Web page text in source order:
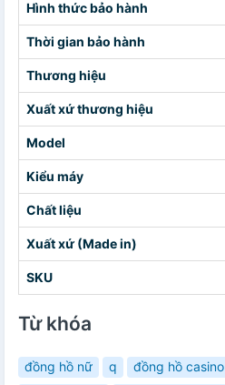
Hình thức bảo hành
Thời gian bảo hành
Thương hiệu
Xuất xứ thương hiệu
Model
Kiểu máy
Chất liệu
Xuất xứ (Made in)
SKU
Từ khóa
đồng hồ nữ q đồng hồ casino